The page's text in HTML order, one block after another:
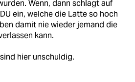
Wenn, dann schlagt auf
ein, welche die Latte so hoch
damit nie wieder jemand die
kann.
hier unschuldig.